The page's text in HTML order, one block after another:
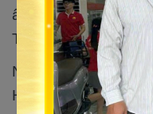
ấp Bến Sắn, xã
Trạch, tỉnh Đồng Nai
Nam Tiến Nhà Bè:
Hiệp phước, Nhà